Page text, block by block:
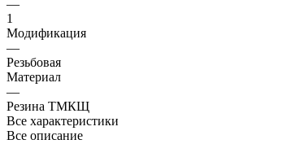
—
1
Модификация
—
Резьбовая
Материал
—
Резина ТМКЩ
Все характеристики
Все описание